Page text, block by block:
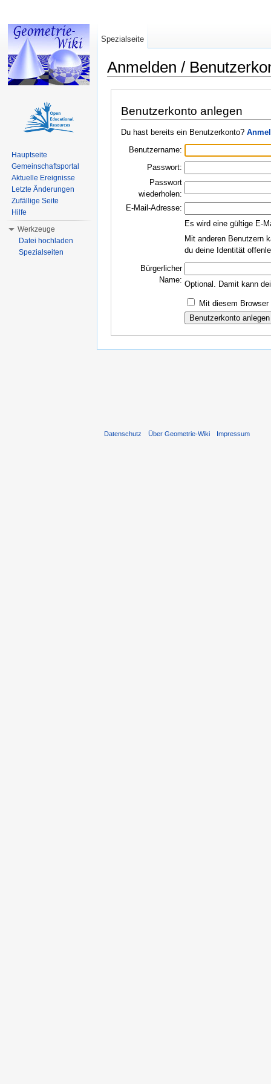
Anmelden /
Benutzerkonto anlegen
Du hast bereits ein Benutzerkonto?
Benutzername:
Passwort:
Passwort
wiederholen:
E-Mail-Adresse:
Es wird eine gültige E-
Mit anderen Benutzern
du deine Identität
Bürgerlicher
Name: Optional. Damit kann
Mit diesem
Spezialseite
Hauptseite
Gemeinschaftsportal
Aktuelle Ereignisse
Letzte Änderungen
Zufällige Seite
Hilfe
Werkzeuge
Datei hochladen
Spezialseiten
Datenschutz Über Geometrie-Wiki Impressum